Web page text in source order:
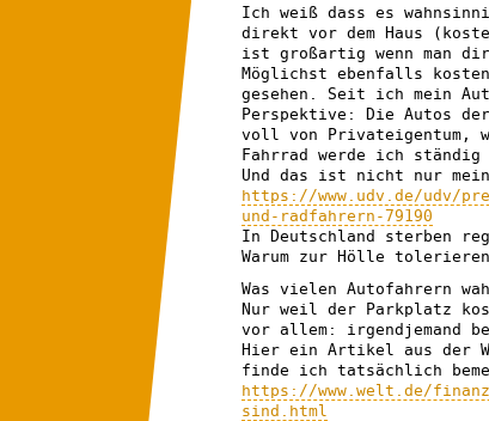
Ich weiß dass es
direkt vor dem Haus
ist großartig wenn man
Möglichst ebenfalls
gesehen. Seit ich mein
Perspektive: Die Autos
voll von Privateigentum,
Fahrrad werde ich
Und das ist nicht nur
https://www.udv.de/udv/
und-radfahrern-79190
In Deutschland sterben
Warum zur Hölle
Was vielen Autofahrern
Nur weil der Parkplatz
vor allem: irgendjemand
Hier ein Artikel aus der
finde ich tatsächlich
https://www.welt.de/
sind.html